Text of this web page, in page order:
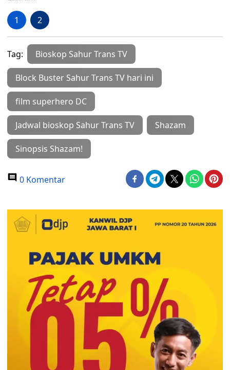
1 2
Tag: Bioskop Sahur Trans TV
Block Buster Sahur Trans TV hari ini
film superhero DC
Jadwal bioskop Sahur Trans TV Shazam
Sinopsis Shazam!
0 Komentar